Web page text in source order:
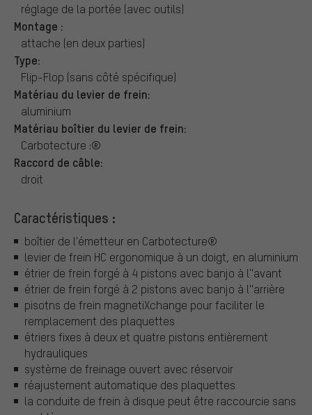
réglage de la portée (avec outils)
Montage :
attache (en deux parties)
Type:
Flip-Flop (sans côté spécifique)
Matériau du levier de frein:
aluminium
Matériau boîtier du levier de frein:
Carbotecture :®
Raccord de câble:
droit
Caractéristiques :
boîtier de l'émetteur en Carbotecture®
levier de frein HC ergonomique à un doigt, en aluminium
étrier de frein forgé à 4 pistons avec banjo à l''avant
étrier de frein forgé à 2 pistons avec banjo à l''arrière
pisotns de frein magnetiXchange pour faciliter le
remplacement des plaquettes
étriers fixes à deux et quatre pistons entièrement
hydrauliques
système de freinage ouvert avec réservoir
réajustement automatique des plaquettes
la conduite de frein à disque peut être raccourcie sans